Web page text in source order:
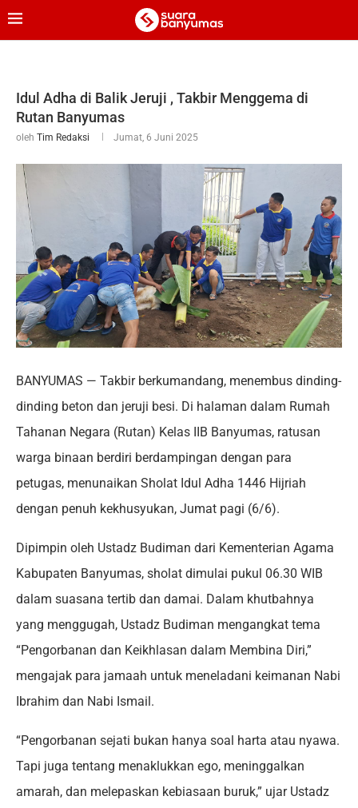
Idul Adha di Balik Jeruji , Takbir Menggema di
Rutan Banyumas
oleh Tim Redaksi Jumat, 6 Juni 2025
BANYUMAS — Takbir berkumandang, menembus dinding-
dinding beton dan jeruji besi. Di halaman dalam Rumah
Tahanan Negara (Rutan) Kelas IIB Banyumas, ratusan
warga binaan berdiri berdampingan dengan para
petugas, menunaikan Sholat Idul Adha 1446 Hijriah
dengan penuh kekhusyukan, Jumat pagi (6/6).
Dipimpin oleh Ustadz Budiman dari Kementerian Agama
Kabupaten Banyumas, sholat dimulai pukul 06.30 WIB
dalam suasana tertib dan damai. Dalam khutbahnya
yang menggugah, Ustadz Budiman mengangkat tema
“Pengorbanan dan Keikhlasan dalam Membina Diri,”
mengajak para jamaah untuk meneladani keimanan Nabi
Ibrahim dan Nabi Ismail.
“Pengorbanan sejati bukan hanya soal harta atau nyawa.
Tapi juga tentang menaklukkan ego, meninggalkan
amarah, dan melepaskan kebiasaan buruk,” ujar Ustadz